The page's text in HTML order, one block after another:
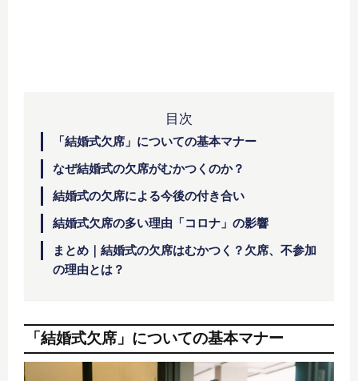
目次
「結婚式欠席」についての基本マナー
なぜ結婚式の欠席がむかつくのか？
結婚式の欠席による今後の付き合い
結婚式欠席の多い理由「コロナ」の影響
まとめ｜結婚式の欠席はむかつく？欠席、不参加
の理由とは？
「結婚式欠席」についての基本マナー